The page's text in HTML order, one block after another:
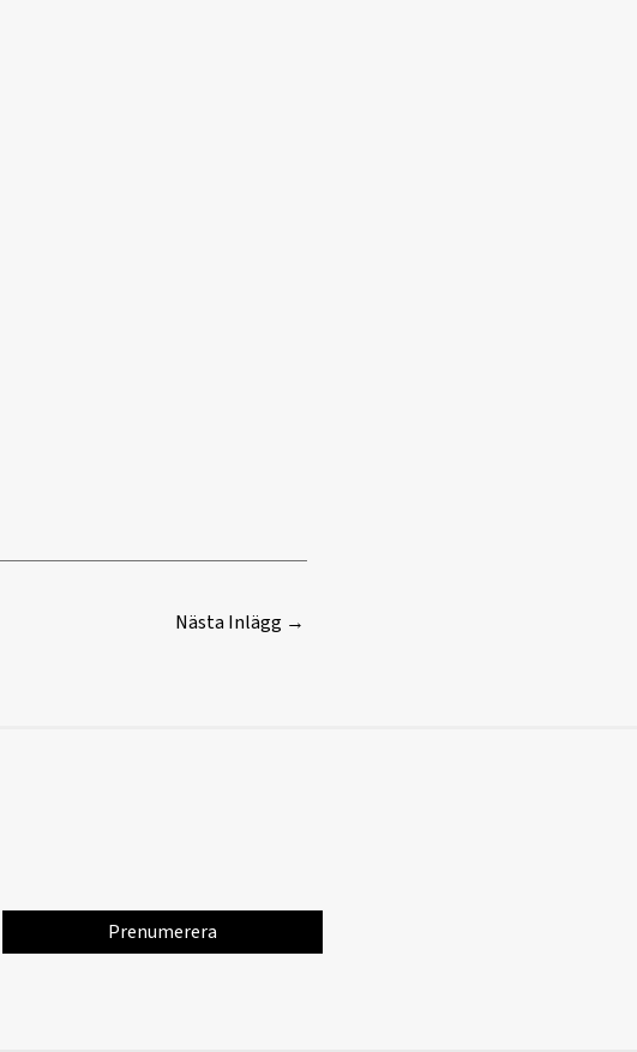
Nästa Inlägg →